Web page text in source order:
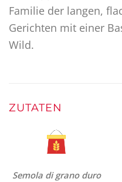
Familie der langen,
Gerichten mit einer
Wild.
ZUTATEN
Semola di grano duro